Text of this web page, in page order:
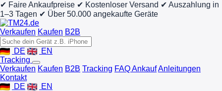
✔ Faire Ankaufpreise ✔ Kostenloser Versand ✔ Auszahlung in
1–3 Tagen ✔ Über 50.000 angekaufte Geräte
Verkaufen Kaufen B2B
DE
EN
Tracking
Verkaufen Kaufen B2B Tracking FAQ AnkaufAnleitungen
Kontakt
DE
EN